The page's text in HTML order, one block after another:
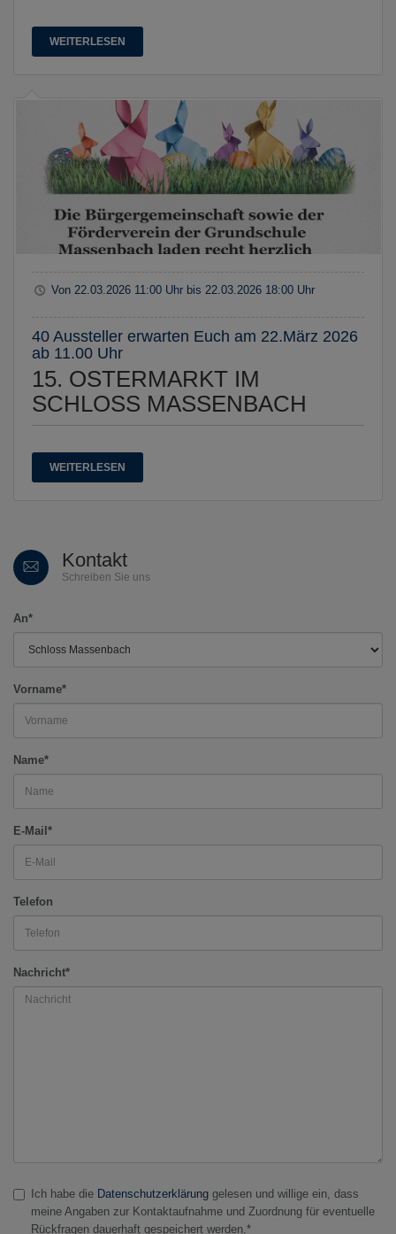
WEITERLESEN
Von 22.03.2026 11:00 Uhr bis 22.03.2026 18:00 Uhr
40 Aussteller erwarten Euch am 22.März 2026
ab 11.00 Uhr
15. OSTERMARKT IM
SCHLOSS MASSENBACH
WEITERLESEN
Kontakt
Schreiben Sie uns
An*
Vorname*
Name*
E-Mail*
Telefon
Nachricht*
Ich habe die Datenschutzerklärung gelesen und willige ein, dass
meine Angaben zur Kontaktaufnahme und Zuordnung für eventuelle
Rückfragen dauerhaft gespeichert werden.*